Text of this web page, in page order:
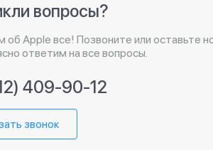
вопросы?
об Apple все! Позвоните или оставьте
ответим на все вопросы.
409-90-12
звонок